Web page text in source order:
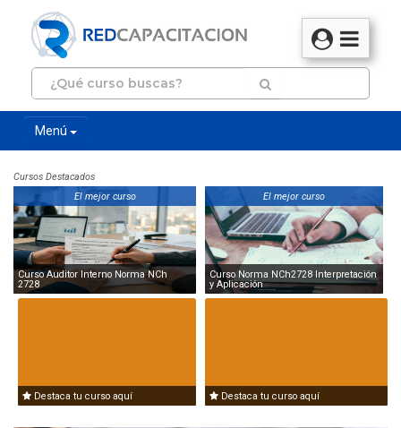
Menú
Cursos Destacados
El mejor curso
Curso Auditor Interno Norma NCh
2728
El mejor curso
Curso Norma NCh2728 Interpretación
y Aplicación
Destaca tu curso aquí Destaca tu curso aquí